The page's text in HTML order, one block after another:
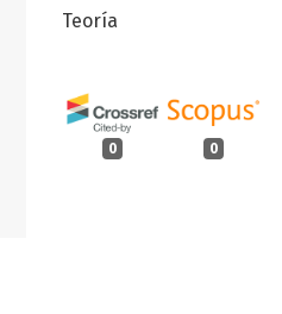
Teoría
0 0